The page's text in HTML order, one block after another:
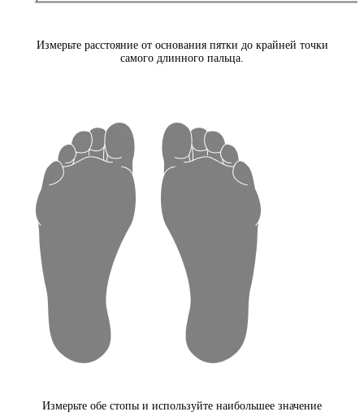
Измерьте расстояние от основания пятки до крайней точки
самого длинного пальца.
Измерьте обе стопы и используйте наибольшее значение